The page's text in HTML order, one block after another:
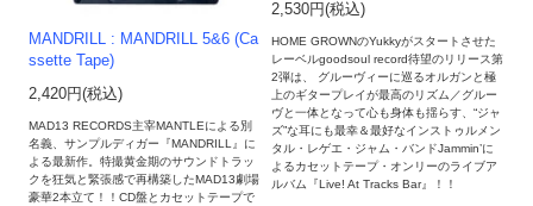
MANDRILL : MANDRILL 5&6 (Ca
ssette Tape)
2,420円(税込)
MAD13 RECORDS主宰MANTLEによる別
名義、サンプルディガー『MANDRILL』に
よる最新作。特撮黄金期のサウンドトラッ
クを狂気と緊張感で再構築したMAD13劇場
豪華2本立て！！CD盤とカセットテープで
2,530円(税込)
HOME GROWNのYukkyがスタートさせた
レーベルgoodsoul record待望のリリース第
2弾は、 グルーヴィーに巡るオルガンと極
上のギタープレイが最高のリズム／グルー
ヴと一体となって心も身体も揺らす、“ジャ
ズ”な耳にも最幸＆最好なインストゥルメン
タル・レゲエ・ジャム・バンドJammin’に
よるカセットテープ・オンリーのライブア
ルバム『Live! At Tracks Bar』！！